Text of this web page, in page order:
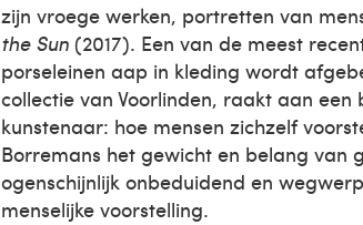
zijn vroege werken, portretten van
the Sun (2017). Een van de meest
porseleinen aap in kleding wordt
collectie van Voorlinden, raakt aan
kunstenaar: hoe mensen zichzelf
Borremans het gewicht en belang van
ogenschijnlijk onbeduidend en
menselijke voorstelling.